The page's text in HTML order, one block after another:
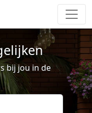
bij jou in de